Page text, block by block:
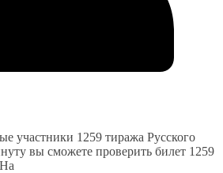
участники 1259 тиража Русского
вы сможете проверить билет 1259